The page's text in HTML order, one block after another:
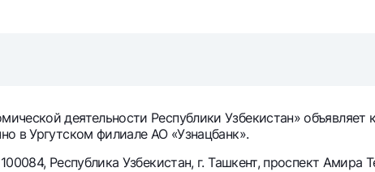
деятельности Республики Узбекистан» объявляет
в Ургутском филиале АО «Узнацбанк».
Республика Узбекистан, г. Ташкент, проспект Амира